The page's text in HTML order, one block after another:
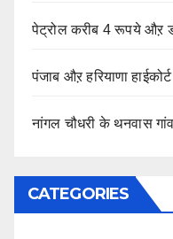
पेट्रोल करीब 4 रूपये औऱ
पंजाब औऱ हरियाणा
नांगल चौधरी के थनवास
CATEGORIES